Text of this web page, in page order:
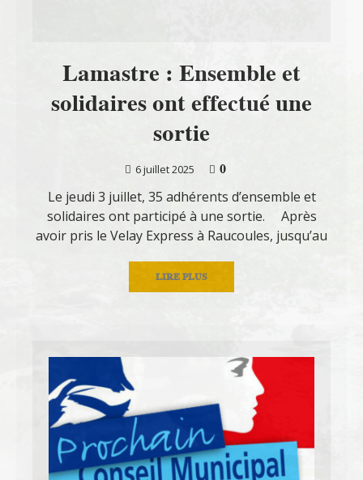
Lamastre : Ensemble et
solidaires ont effectué une
sortie
6 juillet 2025
0
Le jeudi 3 juillet, 35 adhérents d’ensemble et
solidaires ont participé à une sortie. Après
avoir pris le Velay Express à Raucoules, jusqu’au
LIRE PLUS